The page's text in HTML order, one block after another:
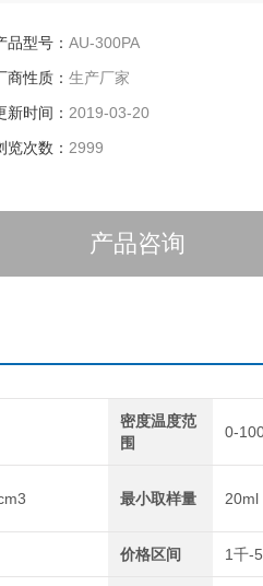
失水得到焦磷酸，再进一步失水得到
化学试剂。
系列产品是根据阿基米德原理，采用
品型号： AU-300PA
商性质： 生产厂家
新时间： 2019-03-20
览次数： 2999
产品咨询
密度温度范
围
0-
最小取样量 20ml
价格区间 1千-